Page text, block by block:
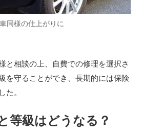
同様の仕上がりに
と相談の上、自費での修理を選択さ
を守ることができ、長期的には保険
た。
等級はどうなる？